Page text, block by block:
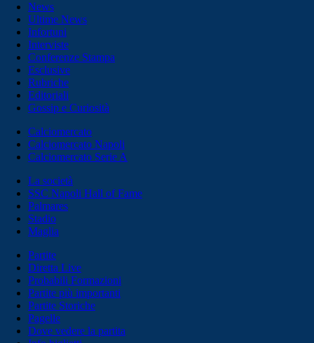
News
Ultime News
Infortuni
Interviste
Conferenze Stampa
Esclusive
Rubriche
Editoriali
Gossip e Curiosità
Calciomercato
Calciomercato Napoli
Calciomercato Serie A
La società
SSC Napoli Hall of Fame
Palmares
Stadio
Maglia
Partite
Diretta Live
Probabili Formazioni
Partite più importanti
Partite Storiche
Pagelle
Dove vedere la partita